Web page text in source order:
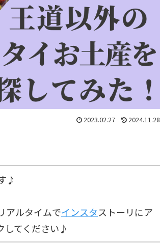
2023.02.27 2024.11.28
♪
アルタイムでインスタストーリにア
してください♪